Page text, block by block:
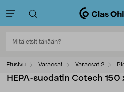
Etusivu Varaosat Varaosat 2
HEPA-suodatin Cotech 150